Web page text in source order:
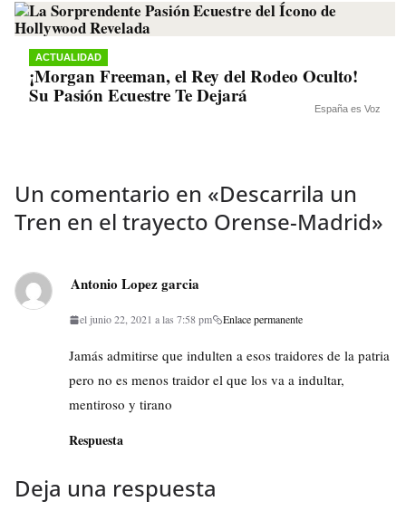
ACTUALIDAD
¡Morgan Freeman, el Rey del Rodeo Oculto!
Su Pasión Ecuestre Te Dejará
España es Voz
Un comentario en «Descarrila un
Tren en el trayecto Orense-Madrid»
Antonio Lopez garcia
el junio 22, 2021 a las 7:58 pm Enlace permanente
Jamás admitirse que indulten a esos traidores de la patria
pero no es menos traidor el que los va a indultar,
mentiroso y tirano
Respuesta
Deja una respuesta